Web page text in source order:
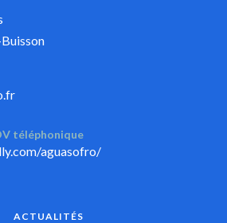
téléphonique
aguasofro/
ACTUALITÉS